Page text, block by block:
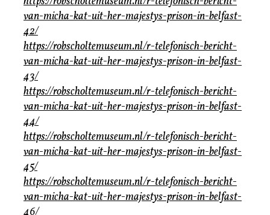
van-micha-kat-uit-her-majestys-prison-in-belfast-
42/
https://robscholtemuseum.nl/r-telefonisch-bericht-
van-micha-kat-uit-her-majestys-prison-in-belfast-
43/
https://robscholtemuseum.nl/r-telefonisch-bericht-
van-micha-kat-uit-her-majestys-prison-in-belfast-
44/
https://robscholtemuseum.nl/r-telefonisch-bericht-
van-micha-kat-uit-her-majestys-prison-in-belfast-
45/
https://robscholtemuseum.nl/r-telefonisch-bericht-
van-micha-kat-uit-her-majestys-prison-in-belfast-